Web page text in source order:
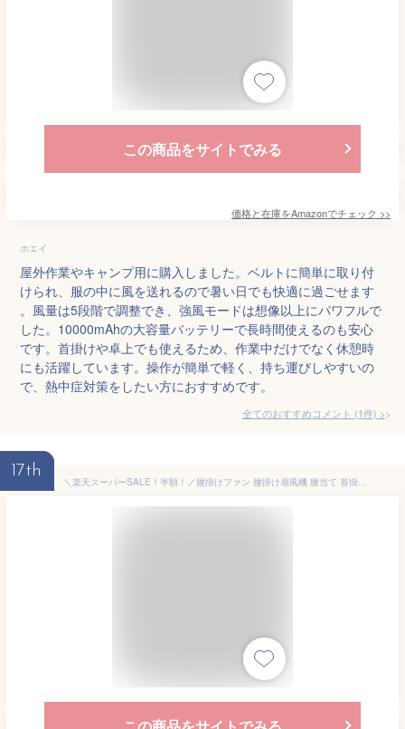
この商品をサイトでみる
価格と在庫をAmazonでチェック >>
ホエイ
屋外作業やキャンプ用に購入しました。ベルトに簡単に取り付
けられ、服の中に風を送れるので暑い日でも快適に過ごせます
。風量は5段階で調整でき、強風モードは想像以上にパワフルで
した。10000mAhの大容量バッテリーで長時間使えるのも安心
です。首掛けや卓上でも使えるため、作業中だけでなく休憩時
にも活躍しています。操作が簡単で軽く、持ち運びしやすいの
で、熱中症対策をしたい方におすすめです。
全てのおすすめコメント (1件) >
17th
＼楽天スーパーSALE！半額！／腰掛けファン 腰掛け扇風機 腰当て 首掛けファン ポータブルファン 100段階風量 強力風量 ベルト ポータブル扇風機 6000mAh 8~24時間長時間稼働 小型 ジェットファン usb充電 LED表示 静音 耐衝撃 軽量 室外作業 高温熱中症対策 父の日 ギフト